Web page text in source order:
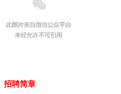
招聘简章